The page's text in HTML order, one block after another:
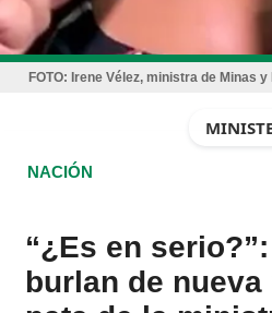
FOTO: Irene Vélez, ministra de Minas
NACIÓN
“¿Es en
burlan de nueva